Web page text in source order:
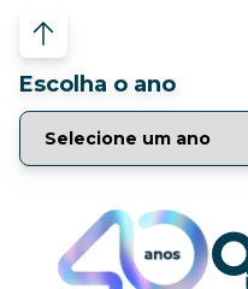
Escolha o ano